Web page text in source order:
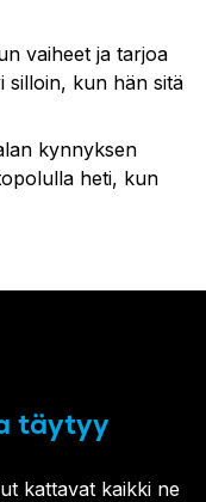
vaiheet ja tarjoa
silloin, kun hän sitä
kynnyksen
heti, kun
täytyy
kattavat kaikki ne